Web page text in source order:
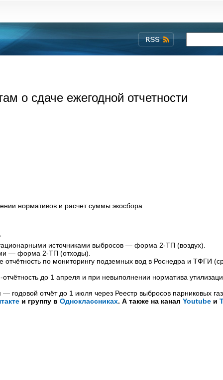
о сдаче ежегодной отчетности
нормативов и расчет суммы экосбора
источниками выбросов — форма 2-ТП (воздух).
— форма 2-ТП (отходы).
по мониторингу подземных вод в Роснедра и ТФГИ
до 1 апреля и при невыполнении норматива
отчёт до 1 июля через Реестр выбросов парниковых
и группу в Одноклассниках. А также на канал Youtube и